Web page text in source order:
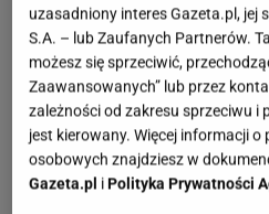
uzasadniony interes Gazeta.pl, jej
S.A. – lub Zaufanych Partnerów.
możesz się sprzeciwić,
Zaawansowanych” lub przez
zależności od zakresu sprzeciwu i
jest kierowany. Więcej informacji
osobowych znajdziesz w
Gazeta.pl iPolityka Prywatności